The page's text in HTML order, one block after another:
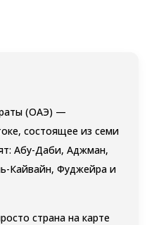
(ОАЭ) —
состоящее из семи
Абу-Даби, Аджман,
Кайвайн, Фуджейра и
страна на карте